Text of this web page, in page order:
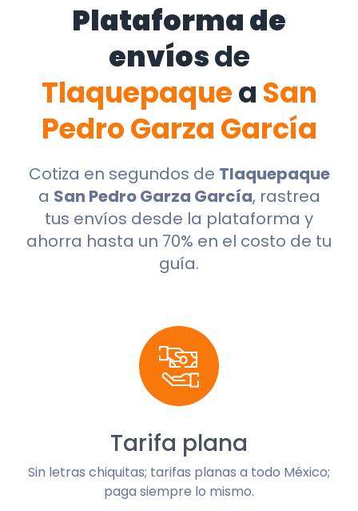
Plataforma de
envíosde
Tlaquepaquea San
Pedro Garza García
Cotiza en segundos de Tlaquepaque
a San Pedro Garza García, rastrea
tus envíos desde la plataforma y
ahorra hasta un 70% en el costo de tu
guía.
Tarifa plana
Sin letras chiquitas; tarifas planas a todo México;
paga siempre lo mismo.